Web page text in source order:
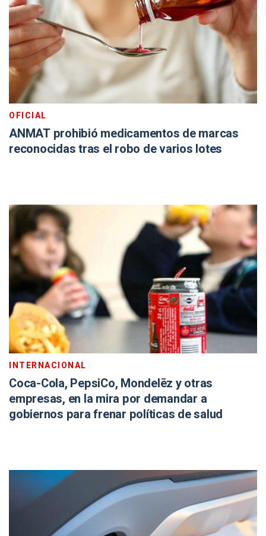
OFICIAL
ANMAT prohibió medicamentos de marcas
reconocidas tras el robo de varios lotes
INTERNACIONAL
Coca-Cola, PepsiCo, Mondelēz y otras
empresas, en la mira por demandar a
gobiernos para frenar políticas de salud